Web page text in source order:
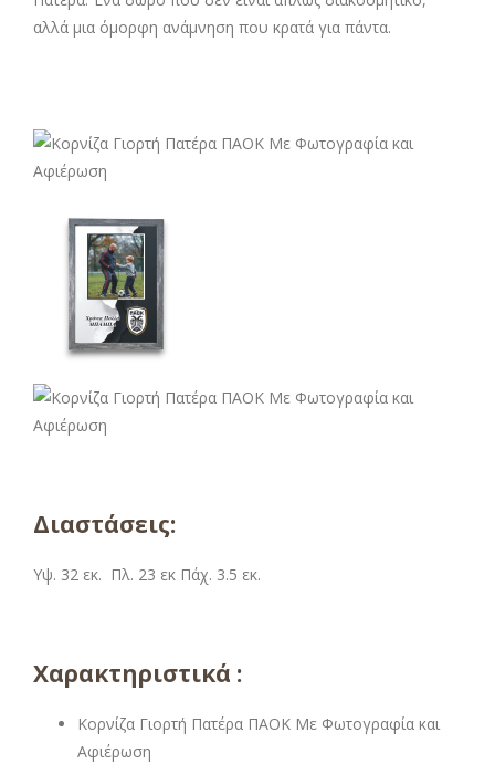
αλλά μια όμορφη ανάμνηση που κρατά για πάντα.
Διαστάσεις:
Υψ. 32 εκ. Πλ. 23 εκ Πάχ. 3.5 εκ.
Χαρακτηριστικά :
Κορνίζα Γιορτή Πατέρα ΠΑΟΚ Με Φωτογραφία και
Αφιέρωση